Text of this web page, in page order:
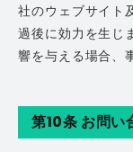
社のウェブサイト
過後に効力を生じ
響を与える場合、
第10条 お問い